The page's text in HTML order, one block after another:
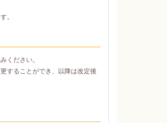
。
ください。
することができ、以降は改定後